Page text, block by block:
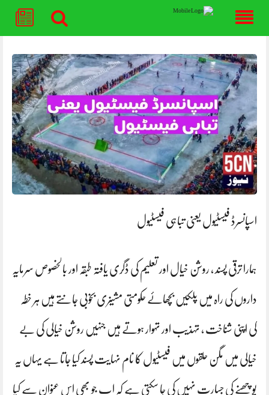
content
اسپانسرڈ فیسٹیول یعنی تباہی فیسٹیول
ہمارا ترقی پسند ، روشن خیال اور تعلیم کی ڈگری یافتہ طبقہ اور بالخصوص سرمایہ
داروں کی راہ میں پلکیں بچھائے حکومتی مشینری بخوبی جانتے ہیں ہر خطہ
کی اپنی شناخت ، تہذیب اور تہوار ہوتے ہیں جنہیں روشن خیالی کی بے
خیالی میں مگن حلقوں میں فیسٹیول کا نام نہایت پسند کیا جاتا ہے یہاں یہ
پوچھنے کی جسارت نہیں کی جا سکتی ہے کہ اب جو بھی اس عنوان سے کیا